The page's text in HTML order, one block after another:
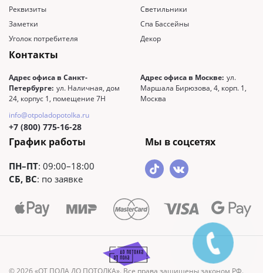
Реквизиты
Заметки
Уголок потребителя
Светильники
Спа Бассейны
Декор
Контакты
Адрес офиса в Санкт-
Петербурге: ул. Наличная, дом
24, корпус 1, помещение 7Н
Адрес офиса в Москве: ул.
Маршала Бирюзова, 4, корп. 1,
Москва
info@otpoladopotolka.ru
+7 (800) 775-16-28
График работы
ПН–ПТ: 09:00–18:00
СБ, ВС: по заявке
Мы в соцсетях
© 2026 «ОТ ПОЛА ДО ПОТОЛКА». Все права защищены законом РФ.